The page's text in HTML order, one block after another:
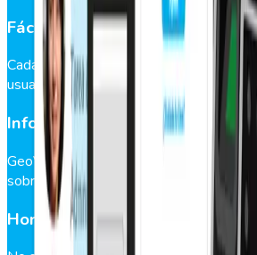
Fácil acceso
Cada trabajador ingresa a su cuenta
usuario y contraseña.
Información centralizada
GeoVictoria Web te permite acceder a
sobre la asistencia de personal desde un
Horas extras